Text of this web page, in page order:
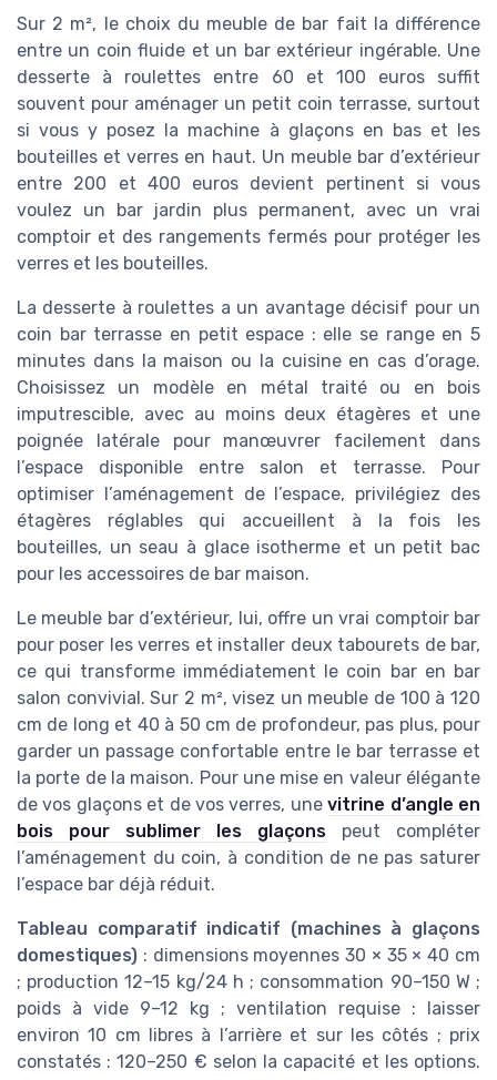
Sur 2 m², le choix du meuble de bar fait la différence
entre un coin fluide et un bar extérieur ingérable. Une
desserte à roulettes entre 60 et 100 euros suffit
souvent pour aménager un petit coin terrasse, surtout
si vous y posez la machine à glaçons en bas et les
bouteilles et verres en haut. Un meuble bar d’extérieur
entre 200 et 400 euros devient pertinent si vous
voulez un bar jardin plus permanent, avec un vrai
comptoir et des rangements fermés pour protéger les
verres et les bouteilles.
La desserte à roulettes a un avantage décisif pour un
coin bar terrasse en petit espace : elle se range en 5
minutes dans la maison ou la cuisine en cas d’orage.
Choisissez un modèle en métal traité ou en bois
imputrescible, avec au moins deux étagères et une
poignée latérale pour manœuvrer facilement dans
l’espace disponible entre salon et terrasse. Pour
optimiser l’aménagement de l’espace, privilégiez des
étagères réglables qui accueillent à la fois les
bouteilles, un seau à glace isotherme et un petit bac
pour les accessoires de bar maison.
Le meuble bar d’extérieur, lui, offre un vrai comptoir bar
pour poser les verres et installer deux tabourets de bar,
ce qui transforme immédiatement le coin bar en bar
salon convivial. Sur 2 m², visez un meuble de 100 à 120
cm de long et 40 à 50 cm de profondeur, pas plus, pour
garder un passage confortable entre le bar terrasse et
la porte de la maison. Pour une mise en valeur élégante
de vos glaçons et de vos verres, unevitrine d’angle en
bois pour sublimer les glaçons peut compléter
l’aménagement du coin, à condition de ne pas saturer
l’espace bar déjà réduit.
Tableau comparatif indicatif (machines à glaçons
domestiques) : dimensions moyennes 30 × 35 × 40 cm
; production 12–15 kg/24 h ; consommation 90–150 W ;
poids à vide 9–12 kg ; ventilation requise : laisser
environ 10 cm libres à l’arrière et sur les côtés ; prix
constatés : 120–250 € selon la capacité et les options.